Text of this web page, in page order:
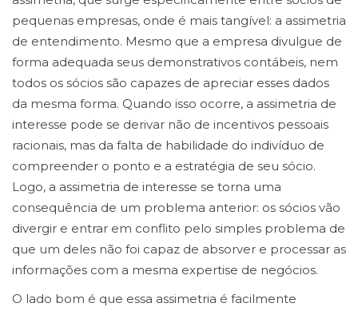
pequenas empresas, onde é mais tangível: a assimetria
de entendimento. Mesmo que a empresa divulgue de
forma adequada seus demonstrativos contábeis, nem
todos os sócios são capazes de apreciar esses dados
da mesma forma. Quando isso ocorre, a assimetria de
interesse pode se derivar não de incentivos pessoais
racionais, mas da falta de habilidade do indivíduo de
compreender o ponto e a estratégia de seu sócio.
Logo, a assimetria de interesse se torna uma
consequência de um problema anterior: os sócios vão
divergir e entrar em conflito pelo simples problema de
que um deles não foi capaz de absorver e processar as
informações com a mesma expertise de negócios.
O lado bom é que essa assimetria é facilmente